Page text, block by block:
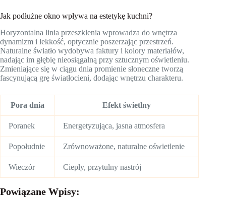
Jak podłużne okno wpływa na estetykę kuchni?
Horyzontalna linia przeszklenia wprowadza do wnętrza
dynamizm i lekkość, optycznie poszerzając przestrzeń.
Naturalne światło wydobywa faktury i kolory materiałów,
nadając im głębię nieosiągalną przy sztucznym oświetleniu.
Zmieniające się w ciągu dnia promienie słoneczne tworzą
fascynującą grę światłocieni, dodając wnętrzu charakteru.
Pora dnia Efekt świetlny
Poranek Energetyzująca, jasna atmosfera
Popołudnie Zrównoważone, naturalne oświetlenie
Wieczór Ciepły, przytulny nastrój
Powiązane Wpisy: